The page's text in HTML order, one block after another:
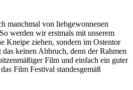
manchmal von liebgewonnenen
werden wir erstmals mit unserem
Kneipe ziehen, sondern im Ostentor
keinen Abbruch, denn der Rahmen
Film und einfach ein guter
Film Festival standesgemäß